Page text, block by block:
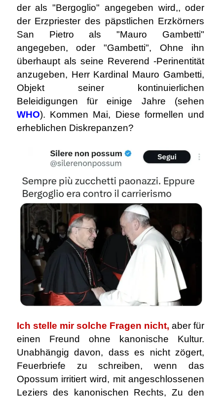
der als "Bergoglio" angegeben wird,, oder
der Erzpriester des päpstlichen Erzkörners
San Pietro als "Mauro Gambetti"
angegeben, oder "Gambetti", Ohne ihn
überhaupt als seine Reverend -Perinentität
anzugeben, Herr Kardinal Mauro Gambetti,
Objekt seiner kontinuierlichen
Beleidigungen für einige Jahre (sehen
WHO). Kommen Mai, Diese formellen und
erheblichen Diskrepanzen?
Ich stelle mir solche Fragen nicht, aber für
einen Freund ohne kanonische Kultur.
Unabhängig davon, dass es nicht zögert,
Feuerbriefe zu schreiben, wenn das
Opossum irritiert wird, mit angeschlossenen
Leziers des kanonischen Rechts, Zu den